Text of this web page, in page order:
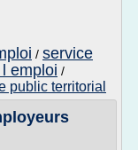
/ service
emploi /
public territorial